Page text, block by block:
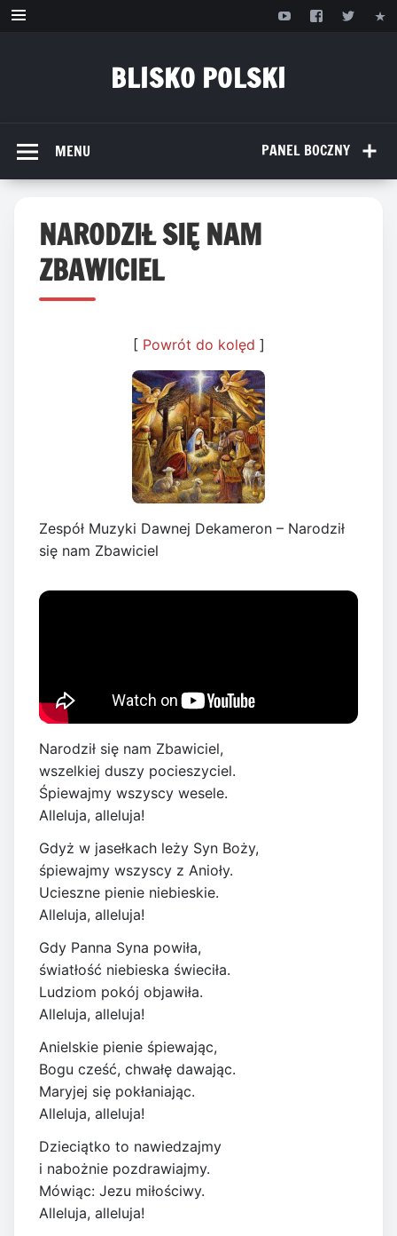
Przejdź
BLISKO POLSKI
PANEL BOCZNY
MENU
NARODZIŁ SIĘ NAM
ZBAWICIEL
[ Powrót do kolęd ]
Zespół Muzyki Dawnej Dekameron – Narodził
się nam Zbawiciel
Narodził się nam Zbawiciel,
wszelkiej duszy pocieszyciel.
Śpiewajmy wszyscy wesele.
Alleluja, alleluja!
Gdyż w jasełkach leży Syn Boży,
śpiewajmy wszyscy z Anioły.
Ucieszne pienie niebieskie.
Alleluja, alleluja!
Gdy Panna Syna powiła,
światłość niebieska świeciła.
Ludziom pokój objawiła.
Alleluja, alleluja!
Anielskie pienie śpiewając,
Bogu cześć, chwałę dawając.
Maryjej się pokłaniając.
Alleluja, alleluja!
Dzieciątko to nawiedzajmy
i nabożnie pozdrawiajmy.
Mówiąc: Jezu miłościwy.
Alleluja, alleluja!